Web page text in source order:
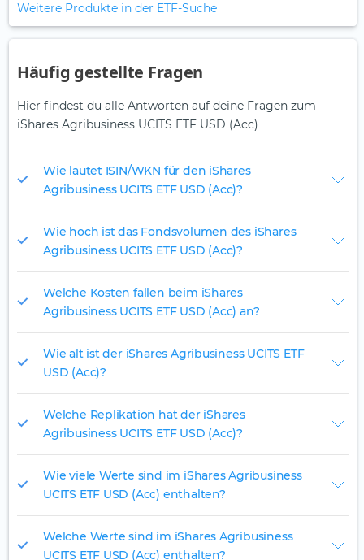
Weitere Produkte in der ETF-Suche
Häufig gestellte Fragen
Hier findest du alle Antworten auf deine Fragen zum
iShares Agribusiness UCITS ETF USD (Acc)
Wie lautet ISIN/WKN für den iShares
Agribusiness UCITS ETF USD (Acc)?
Wie hoch ist das Fondsvolumen des iShares
Agribusiness UCITS ETF USD (Acc)?
Welche Kosten fallen beim iShares
Agribusiness UCITS ETF USD (Acc) an?
Wie alt ist der iShares Agribusiness UCITS ETF
USD (Acc)?
Welche Replikation hat der iShares
Agribusiness UCITS ETF USD (Acc)?
Wie viele Werte sind im iShares Agribusiness
UCITS ETF USD (Acc) enthalten?
Welche Werte sind im iShares Agribusiness
UCITS ETF USD (Acc) enthalten?